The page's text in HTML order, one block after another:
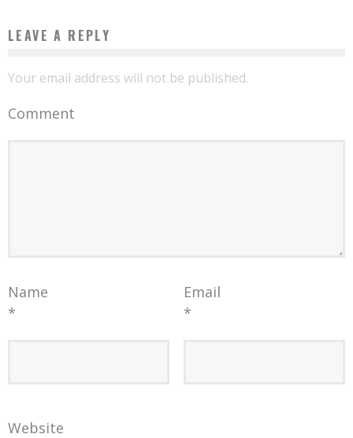
LEAVE A REPLY
Your email address will not be published.
Comment
Name
*
Email
*
Website